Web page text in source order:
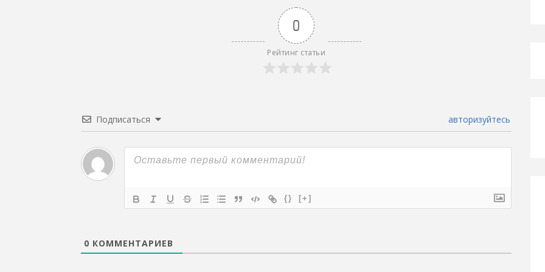
0
Рейтинг статьи
Подписаться авторизуйтесь
{} [+]
0 КОММЕНТАРИЕВ